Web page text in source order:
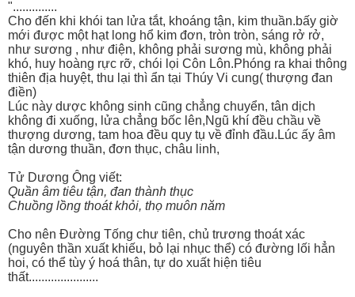
"..............
Cho đến khi khói tan lửa tắt, khoáng tận, kim thuần.bấy giờ
mới được một hạt long hổ kim đơn, tròn tròn, sáng rở rở,
như sương , như điện, không phải sương mù, không phải
khó, huy hoàng rực rỡ, chói lọi Côn Lôn.Phóng ra khai thông
thiên địa huyệt, thu lại thì ẩn tại Thúy Vi cung( thượng đan
điền)
Lúc này dược không sinh cũng chẳng chuyển, tân dịch
không đi xuống, lửa chẳng bốc lên,Ngũ khí đều chầu về
thượng dương, tam hoa đều quy tụ về đỉnh đầu.Lúc ấy âm
tận dương thuần, đơn thục, châu linh,
Tử Dương Ông viết:
Quần âm tiêu tận, đan thành thục
Chuồng lồng thoát khỏi, thọ muôn năm
Cho nên Đường Tống chư tiên, chủ trương thoát xác
(nguyên thần xuất khiếu, bỏ lại nhục thể) có đường lối hẳn
hoi, có thể tùy ý hoá thân, tự do xuất hiện tiêu
thất......................